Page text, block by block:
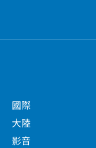
國際
大陸
影音